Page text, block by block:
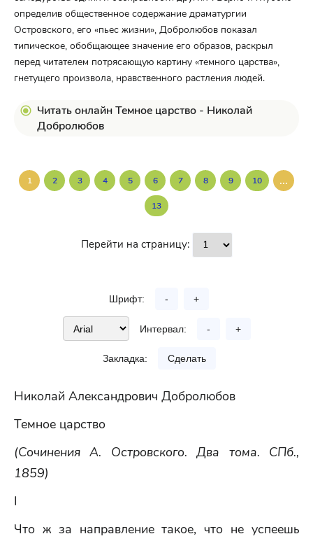
определив общественное содержание драматургии
Островского, его «пьес жизни», Добролюбов показал
типическое, обобщающее значение его образов, раскрыл
перед читателем потрясающую картину «темного царства»,
гнетущего произвола, нравственного растления людей.
Читать онлайн Темное царство - Николай
Добролюбов
1 2 3 4 5 6 7 8 9 10 ...
13
Перейти на страницу:
Шрифт: - +
Интервал: - +
Закладка: Сделать
Николай Александрович Добролюбов
Темное царство
(Сочинения А. Островского. Два тома. СПб.,
1859)
I
Что ж за направление такое, что не успеешь